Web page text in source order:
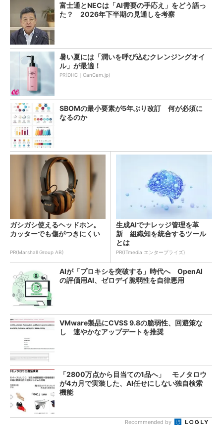
富士通とNECは「AI需要の手応え」をどう語っ
た？ 2026年下半期の見通しを考察
暑い夏には「潤いを呼び込むクレンジングオイ
ル」が最適！
PR(DHC｜CanCam.jp)
SBOMの最小要素が5年ぶり改訂 何が必須に
なるのか
ガシガシ使えるヘッドホン。
カッターでも傷がつきにくい
PR(Marshall Group AB)
生成AIでナレッジ管理を革
新 組織知を統合するツール
とは
PR(ITmedia エンタープライズ)
AIが「プロキシを突破する」時代へ OpenAI
の評価用AI、ゼロデイ脆弱性を自律悪用
VMware製品にCVSS 9.8の脆弱性、回避策な
し 速やかなアップデートを推奨
「2800万点から目当ての1品へ」 モノタロウ
が4カ月で実装した、AI任せにしない独自検索
機能
Recommended by